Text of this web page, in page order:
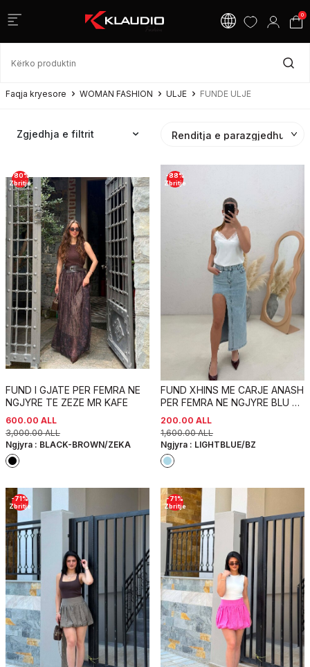
0
Faqja kryesore WOMAN FASHION ULJE FUNDE ULJE
Zgjedhja e filtrit
-80%
Zbritje
FUND I GJATE PER FEMRA NE
NGJYRE TE ZEZE MR KAFE
3,000.00ALL
600.00 ALL
Ngjyra : BLACK-BROWN/ZEKA
-88%
Zbritje
FUND XHINS ME CARJE ANASH
PER FEMRA NE NGJYRE BLU TE
ZBARDHUR
1,600.00ALL
200.00 ALL
Ngjyra : LIGHTBLUE/BZ
-71%
Zbritje
-71%
Zbritje